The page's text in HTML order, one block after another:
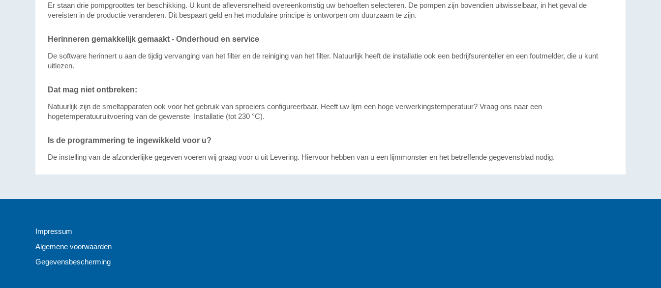
Er staan drie pompgroottes ter beschikking. U kunt de afleversnelheid overeenkomstig uw behoeften selecteren. De pompen zijn bovendien uitwisselbaar, in het geval de
vereisten in de productie veranderen. Dit bespaart geld en het modulaire principe is ontworpen om duurzaam te zijn.
Herinneren gemakkelijk gemaakt - Onderhoud en service
De software herinnert u aan de tijdig vervanging van het filter en de reiniging van het filter. Natuurlijk heeft de installatie ook een bedrijfsurenteller en een foutmelder, die u kunt
uitlezen.
Dat mag niet ontbreken:
Natuurlijk zijn de smeltapparaten ook voor het gebruik van sproeiers configureerbaar. Heeft uw lijm een hoge verwerkingstemperatuur? Vraag ons naar een
hogetemperatuuruitvoering van de gewenste Installatie (tot 230 °C).
Is de programmering te ingewikkeld voor u?
De instelling van de afzonderlijke gegeven voeren wij graag voor u uit Levering. Hiervoor hebben van u een lijmmonster en het betreffende gegevensblad nodig.
Impressum
Algemene voorwaarden
Gegevensbescherming